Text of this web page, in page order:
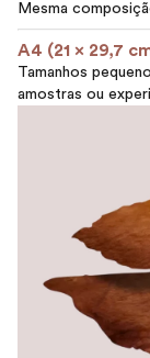
Mesma
A4 (21 x 29,7
Tamanhos
amostras ou